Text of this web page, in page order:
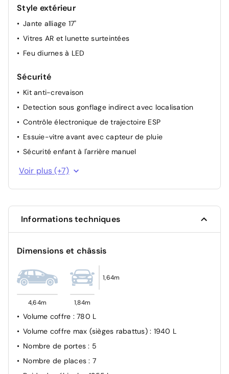
Style extérieur
Jante alliage 17"
Vitres AR et lunette surteintées
Feu diurnes à LED
Sécurité
Kit anti-crevaison
Detection sous gonflage indirect avec localisation
Contrôle électronique de trajectoire ESP
Essuie-vitre avant avec capteur de pluie
Sécurité enfant à l'arrière manuel
Feux halogène
Verrouillage automatique des ouvrants en roulant
Allumage automatique des feux de croisement
Voir plus (+7)
Informations techniques
Dimensions et châssis
4,64m 1,84m
1,64m
Volume coffre : 780 L
Volume coffre max (sièges rabattus) : 1940 L
Nombre de portes: 5
Nombre de places: 7